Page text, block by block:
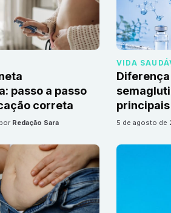
passo a passo
correta
Redação Sara
VIDA
5 de agosto de